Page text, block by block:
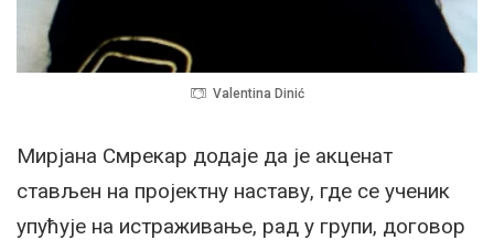
Valentina Dinić
Мирјана Смрекар додаје да је акценат
стављен на пројектну наставу, где се ученик
упућује на истраживање, рад у групи, договор